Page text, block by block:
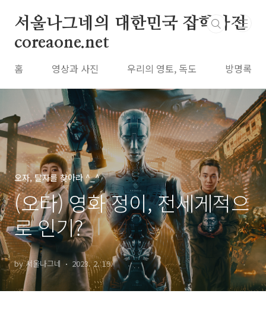
서울나그네의 대한민국 잡학사전
coreaone.net
홈 영상과 사진 우리의 영토, 독도 방명록
오자, 탈자를 찾아라 ^_^
(오타) 영화 정이, 전세게적으
로 인기?
by 서울나그네 2023. 2. 19.